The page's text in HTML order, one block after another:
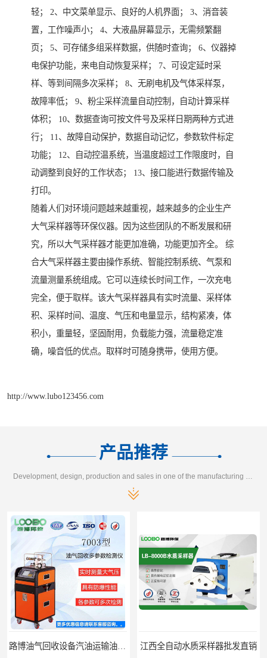
轻； 2、中文菜单显示、良好的人机界面； 3、消音装
置，工作噪声小； 4、大液晶屏幕显示，无需频繁翻
页； 5、可存储多组采样数据，供随时查询； 6、仪器掉
电保护功能，来电自动恢复采样； 7、可设定延时采
样、等到间隔多次采样； 8、无刷电机及气体采样泵，
故障率低； 9、粉尘采样流量自动控制，自动计算采样
体积； 10、数据查询可按文件号及采样日期两种方式进
行； 11、故障自动保护，数据自动记忆，参数软件标定
功能； 12、自动控温系统，当温度超过工作限度时，自
动调整到良好的工作状态； 13、接口能进行数据传输及
打印。
随着人们对环境问题越来越重视，越来越多的企业生产
大气采样器等环保仪器。因为这些团队的不断发展和研
究，所以大气采样器才能更加准确，功能更加齐全。 综
合大气采样器主要由操作系统、智能控制系统、气泵和
流量测量系统组成。它可以连续长时间工作，一次充电
完全，便于取样。该大气采样器具有实时流量、采样体
积、采样时间、温度、气压和电量显示，结构紧凑，体
积小，重量轻，坚固耐用，负载能力强，流量稳定准
确，噪音低的优点。取样时可随身携带，使用方便。
http://www.lubo123456.com
产品推荐
江西全自动水质采样器批发直销